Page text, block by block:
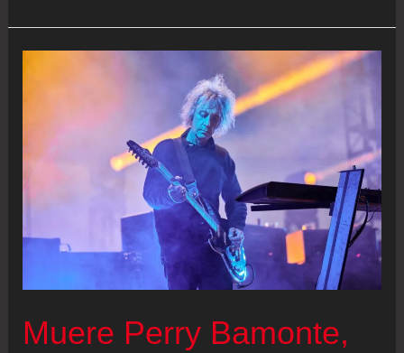
de
de
Grammy
principales
Muere Perry Bamonte,